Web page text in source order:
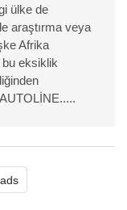
ülke de
araştırma veya
Afrika
bu eksiklik